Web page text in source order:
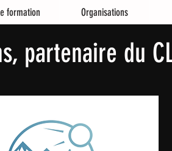
formation Organisations
partenaire du